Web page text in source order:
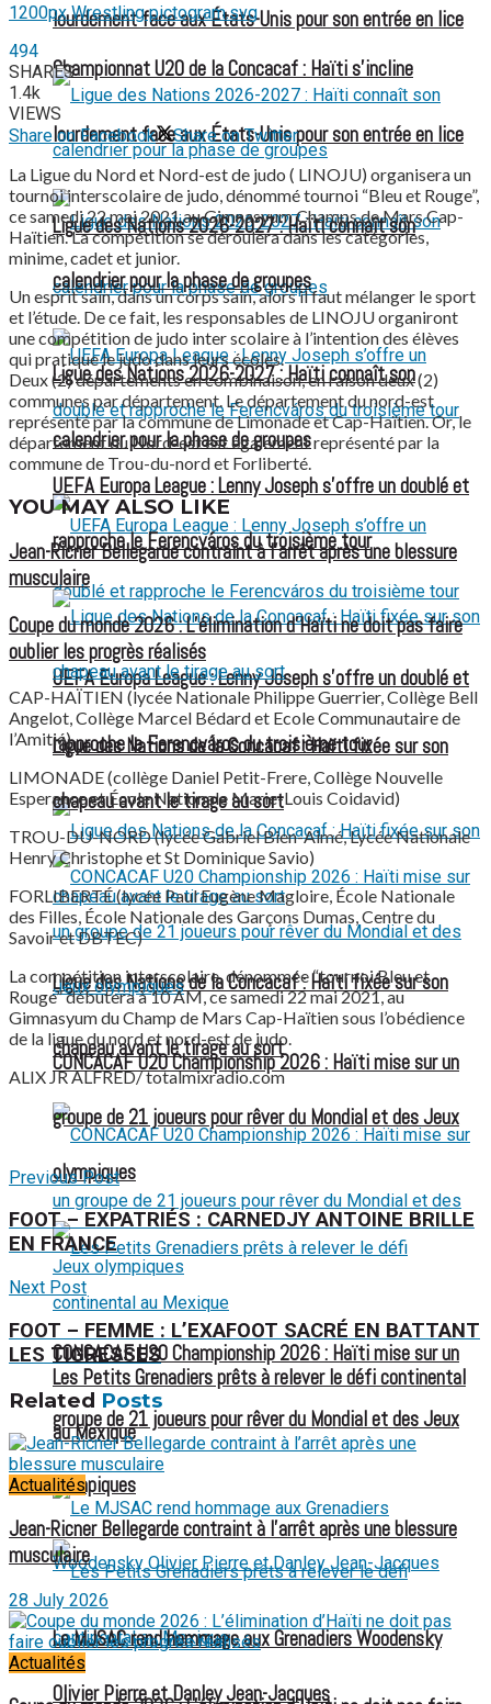
Championnat U20 de la Concacaf : Haïti s’incline
lourdement face aux États-Unis pour son entrée en lice
Ligue des Nations 2026-2027 : Haïti connaît son
calendrier pour la phase de groupes
UEFA Europa League : Lenny Joseph s’offre un doublé et
rapproche le Ferencváros du troisième tour
Ligue des Nations de la Concacaf : Haïti fixée sur son
chapeau avant le tirage au sort
CONCACAF U20 Championship 2026 : Haïti mise sur un
groupe de 21 joueurs pour rêver du Mondial et des Jeux
olympiques
lourdement face aux États-Unis pour son entrée en lice
Ligue des Nations 2026-2027 : Haïti connaît son
calendrier pour la phase de groupes
UEFA Europa League : Lenny Joseph s’offre un doublé et
rapproche le Ferencváros du troisième tour
Ligue des Nations de la Concacaf : Haïti fixée sur son
chapeau avant le tirage au sort
CONCACAF U20 Championship 2026 : Haïti mise sur un
groupe de 21 joueurs pour rêver du Mondial et des Jeux
olympiques
Les Petits Grenadiers prêts à relever le défi continental
au Mexique
Le MJSAC rend hommage aux Grenadiers Woodensky
Olivier Pierre et Danley Jean-Jacques
1200px Wrestling pictogram.svg
494
SHARES
1.4k
VIEWS
Share on Facebook
Share on Twitter
La Ligue du Nord et Nord-est de judo ( LINOJU) organisera un
tournoi interscolaire de judo, dénommé tournoi “Bleu et Rouge”,
ce samedi 22 mai 2021 au Gimnasyum Champs de Mars Cap-
Haïtien. La compétition se déroulera dans les catégories,
minime, cadet et junior.
Un esprit sain, dans un corps sain, alors il faut mélanger le sport
et l’étude. De ce fait, les responsables de LINOJU organiront
une compétition de judo inter scolaire à l’intention des élèves
qui pratique le judo dans leurs écoles.
Deux (2) départements en combinaison, en raison deux (2)
communes par département. Le département du nord-est
représenté par la commune de Limonade et Cap-Haïtien. Or, le
département du Nord-est est également représenté par la
commune de Trou-du-nord et Forliberté.
YOU MAY ALSO LIKE
Jean-Ricner Bellegarde contraint à l’arrêt après une blessure
musculaire
Coupe du monde 2026 : L’élimination d’Haïti ne doit pas faire
oublier les progrès réalisés
CAP-HAÏTIEN (lycée Nationale Philippe Guerrier, Collège Bell
Angelot, Collège Marcel Bédard et Ecole Communautaire de
l’Amitié)
LIMONADE (collège Daniel Petit-Frere, Collège Nouvelle
Esperance et École Nationale Marie-Louis Coidavid)
TROU-DU-NORD (lycée Gabriel Bien-Aimé, Lycée Nationale
Henry Christophe et St Dominique Savio)
FORLIBERTÉ (lycée Paul Eugène Magloire, École Nationale
des Filles, École Nationale des Garçons Dumas, Centre du
Savoir et DBTEC)
La compétition interscolaire, dénommée “tournoi Bleu et
Rouge” débutera à 10 AM, ce samedi 22 mai 2021, au
Gimnasyum du Champ de Mars Cap-Haïtien sous l’obédience
de la ligue du nord et nord-est de judo.
ALIX JR ALFRED/ totalmixradio.com
Previous Post
FOOT – EXPATRIÉS : CARNEDJY ANTOINE BRILLE
EN FRANCE
Next Post
FOOT – FEMME : L’EXAFOOT SACRÉ EN BATTANT
LES TIGRESSES
Related Posts
Actualités
Jean-Ricner Bellegarde contraint à l’arrêt après une blessure
musculaire
28 July 2026
Actualités